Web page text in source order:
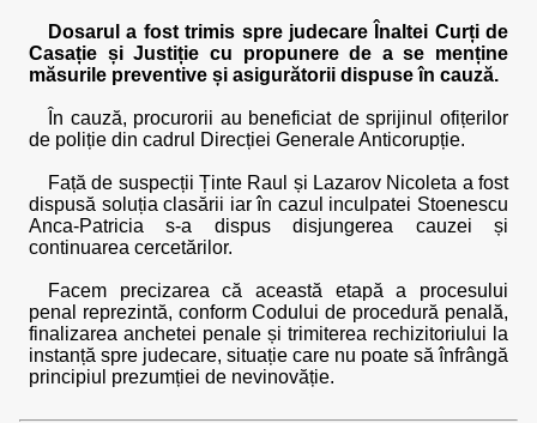
Dosarul a fost trimis spre judecare Înaltei Curți de
Casație și Justiție cu propunere de a se menține
măsurile preventive și asigurătorii dispuse în cauză.
În cauză, procurorii au beneficiat de sprijinul ofițerilor
de poliție din cadrul Direcției Generale Anticorupție.
Față de suspecții Ținte Raul și Lazarov Nicoleta a fost
dispusă soluția clasării iar în cazul inculpatei Stoenescu
Anca-Patricia s-a dispus disjungerea cauzei și
continuarea cercetărilor.
Facem precizarea că această etapă a procesului
penal reprezintă, conform Codului de procedură penală,
finalizarea anchetei penale și trimiterea rechizitoriului la
instanță spre judecare, situație care nu poate să înfrângă
principiul prezumției de nevinovăție.